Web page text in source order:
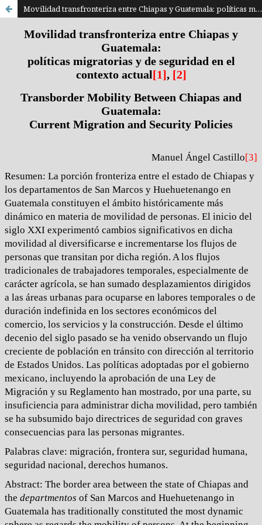
Movilidad transfronteriza entre Chiapas y Guatemala: políticas migratorias y de seguridad en el contexto actual